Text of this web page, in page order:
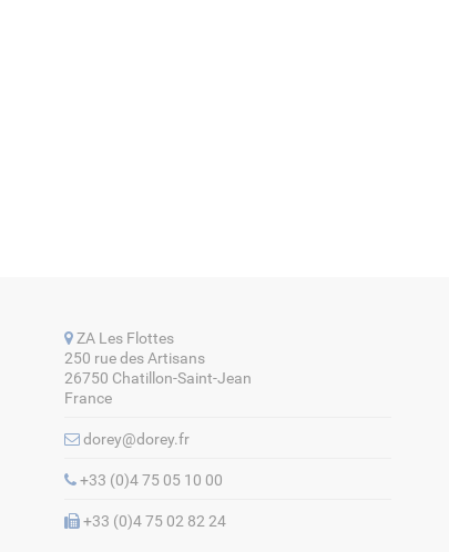
ZA Les Flottes
250 rue des Artisans
26750 Chatillon-Saint-Jean
France
dorey@dorey.fr
+33 (0)4 75 05 10 00
+33 (0)4 75 02 82 24